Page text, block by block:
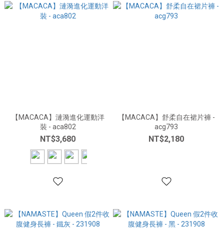
【MACACA】漣漪進化運動洋
裝 - aca802
NT$3,680
【MACACA】舒柔自在裙片褲 -
acg793
NT$2,180